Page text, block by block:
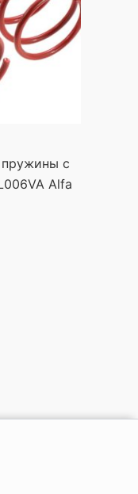
пружины с
Alfa